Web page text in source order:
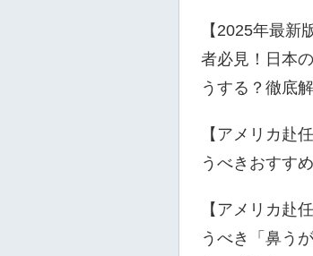
【2025年最新
者必見！日本
うする？徹底
【アメリカ赴
うべきおすす
【アメリカ赴
うべき「鼻う